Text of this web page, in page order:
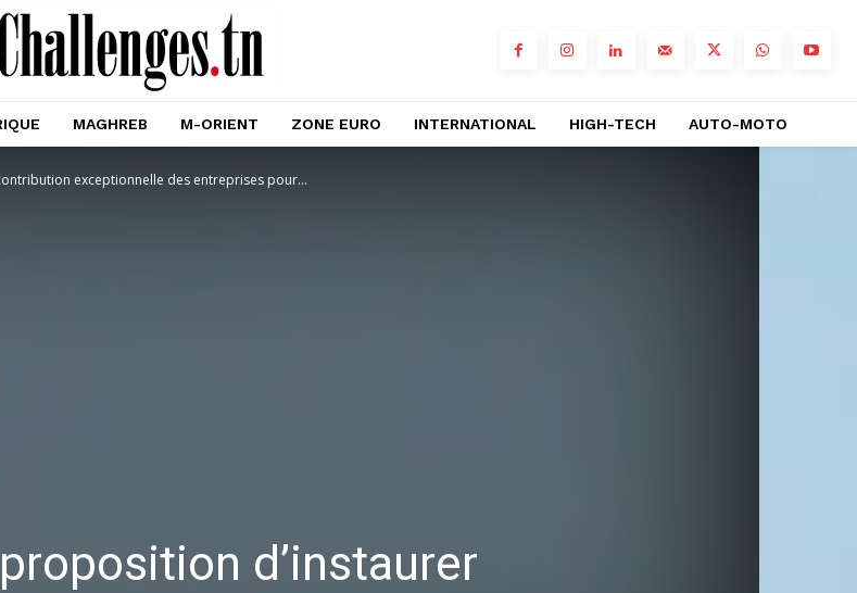
MAGHREB M-ORIENT ZONE EURO INTERNATIONAL HIGH-TECH AUTO-MOTO
exceptionnelle des entreprises pour...
d’instaurer